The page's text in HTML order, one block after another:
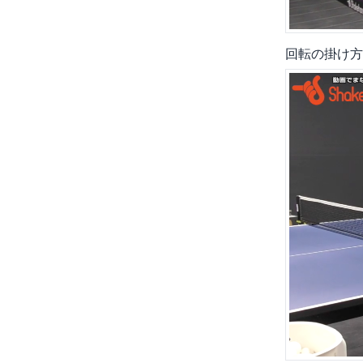
回転の掛け